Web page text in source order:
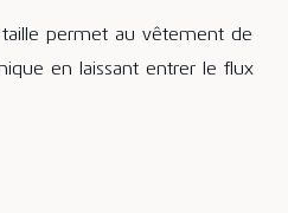
permet au vêtement de
en laissant entrer le flux